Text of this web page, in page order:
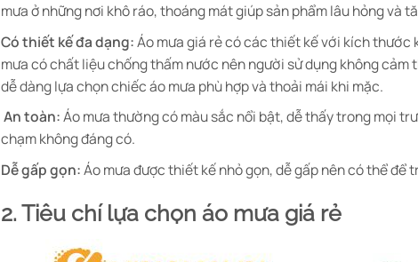
mưa ở những nơi khô ráo, thoáng mát giúp sản phẩm lâu hỏng và
Có thiết kế đa dạng:Áo mưa giá rẻ có các thiết kế với kích thước
mưa có chất liệu chống thấm nước nên người sử dụng không
dễ dàng lựa chọn chiếc áo mưa phù hợp và thoải mái khi mặc.
An toàn:Áo mưa thường có màu sắc nổi bật, dễ thấy trong mọi
chạm không đáng có.
Dễ gấp gọn:Áo mưa được thiết kế nhỏ gọn, dễ gấp nên có thể để
2. Tiêu chí lựa chọn áo mưa giá rẻ